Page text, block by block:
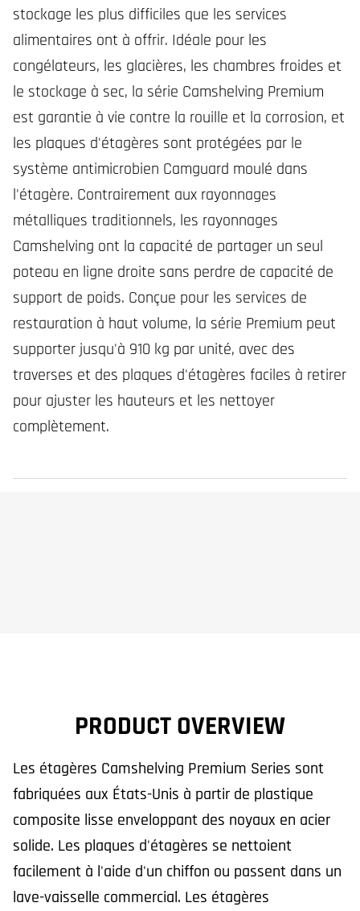
stockage les plus difficiles que les services
alimentaires ont à offrir. Idéale pour les
congélateurs, les glacières, les chambres froides et
le stockage à sec, la série Camshelving Premium
est garantie à vie contre la rouille et la corrosion, et
les plaques d'étagères sont protégées par le
système antimicrobien Camguard moulé dans
l'étagère. Contrairement aux rayonnages
métalliques traditionnels, les rayonnages
Camshelving ont la capacité de partager un seul
poteau en ligne droite sans perdre de capacité de
support de poids. Conçue pour les services de
restauration à haut volume, la série Premium peut
supporter jusqu'à 910 kg par unité, avec des
traverses et des plaques d'étagères faciles à retirer
pour ajuster les hauteurs et les nettoyer
complètement.
PRODUCT OVERVIEW
Les étagères Camshelving Premium Series sont
fabriquées aux États-Unis à partir de plastique
composite lisse enveloppant des noyaux en acier
solide. Les plaques d'étagères se nettoient
facilement à l'aide d'un chiffon ou passent dans un
lave-vaisselle commercial. Les étagères